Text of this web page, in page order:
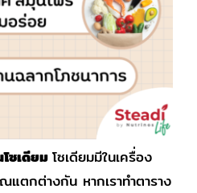
ซเดียมโซเดียมมีในเครื่อง
แตกต่างกัน หากเราทำตาราง